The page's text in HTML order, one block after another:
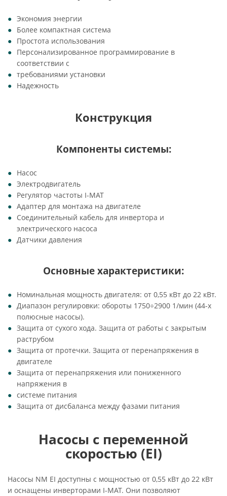
Экономия энергии
Более компактная система
Простота использования
Персонализированное программирование в
соответствии с
требованиями установки
Надежность
Конструкция
Компоненты системы:
Насос
Электродвигатель
Регулятор частоты I-MAT
Адаптер для монтажа на двигателе
Соединительный кабель для инвертора и
электрического насоса
Датчики давления
Основные характеристики:
Номинальная мощность двигателя: от 0,55 кВт до 22 кВт.
Диапазон регулировки: обороты 1750÷2900 1/мин (44-х
полюсные насосы).
Защита от сухого хода. Защита от работы с закрытым
раструбом
Защита от протечки. Защита от перенапряжения в
двигателе
Защита от перенапряжения или пониженного
напряжения в
системе питания
Защита от дисбаланса между фазами питания
Насосы с переменной
скоростью (EI)
Насосы NM EI доступны с мощностью от 0,55 кВт до 22 кВт
и оснащены инверторами I-MAT. Они позволяют